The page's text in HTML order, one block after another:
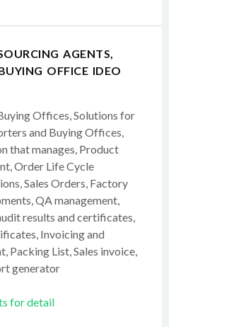
AGENTS,
OFFICE IDEO
Offices, Solutions for
and Buying Offices,
that manages, Product
Order Life Cycle
Sales Orders, Factory
QA management,
results and certificates,
Invoicing and
Packing List, Sales invoice,
generator
for detail